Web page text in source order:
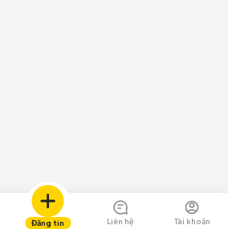
Đăng tin Liên hệ Tài khoản